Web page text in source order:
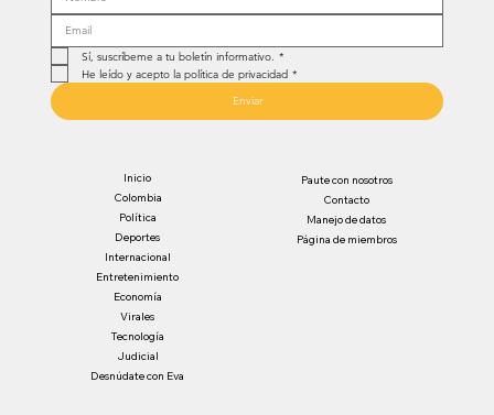
Sí, suscríbeme a tu boletín informativo. *
He leído y acepto la política de privacidad *
Enviar
Inicio
Colombia
Política
Deportes
Internacional
Entretenimiento
Economía
Virales
Tecnología
Judicial
Desnúdate con Eva
Paute con nosotros
Contacto
Manejo de datos
Página de miembros